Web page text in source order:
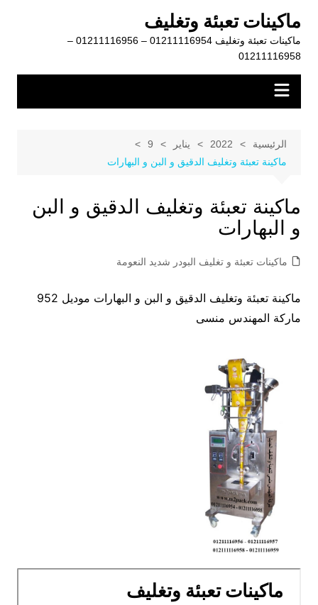
المحتوى
ماكينات تعبئة وتغليف
ماكينات تعبئة وتغليف 01211116954 – 01211116956 –
01211116958
الرئيسية 2022 يناير
9
ماكينة تعبئة وتغليف الدقيق و البن و البهارات
ماكينة تعبئة وتغليف الدقيق و البن
و البهارات
ماكينات تعبئة و تغليف البودر شديد النعومة
ماكينة تعبئة وتغليف الدقيق و البن و البهارات موديل 952
ماركة المهندس منسى